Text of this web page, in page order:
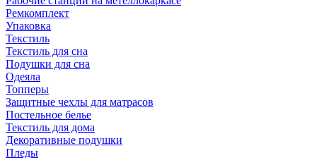
Ремкомплект
Упаковка
Текстиль
Текстиль для сна
Подушки для сна
Одеяла
Топперы
Защитные чехлы для матрасов
Постельное белье
Текстиль для дома
Декоративные подушки
Пледы